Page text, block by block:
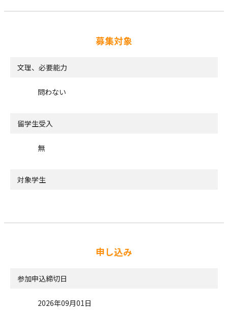
募集対象
文理、必要能力
問わない
留学生受入
無
対象学生
申し込み
参加申込締切日
2026年09月01日